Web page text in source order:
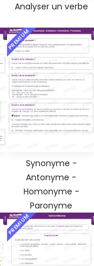
Analyser un verbe
PREMIUM
Synonyme -
Antonyme -
Homonyme -
Paronyme
PREMIUM